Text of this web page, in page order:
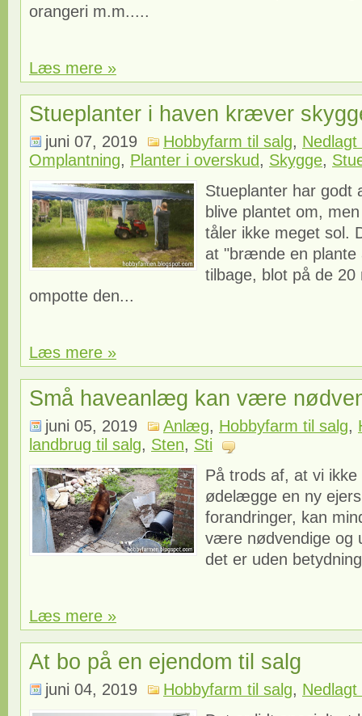
orangeri m.m.....
Læs mere »
Stueplanter i haven kræver
juni 07, 2019 Hobbyfarm til salg,
Omplantning, Planter i overskud, Skygge,
Stueplanter har godt
blive plantet om,
tåler ikke meget sol.
at "brænde en plante
tilbage, blot på de
ompotte den...
Læs mere »
Små haveanlæg kan være
juni 05, 2019 Anlæg, Hobbyfarm til salg,
landbrug til salg, Sten, Sti
På trods af, at vi
ødelægge en ny
forandringer, kan
være nødvendige og
det er uden
Læs mere »
At bo på en ejendom til salg
juni 04, 2019 Hobbyfarm til salg,